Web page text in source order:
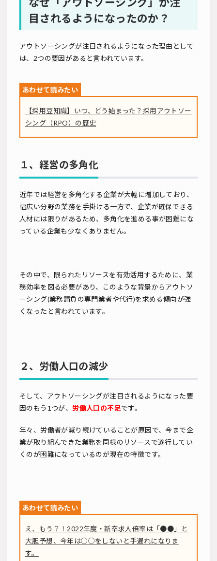
目されるようになったのか？
アウトソーシングが注目されるようになった理由として
は、2つの要因があると言われています。
【採用豆知識】いつ、どう始まった？採用アウトソー
シング（RPO）の歴史
１、経営の多角化
近年では経営を多角化する企業が大幅に増加しており、
幅広い分野の業務を手掛ける一方で、企業が確保できる
人材には限りがあるため、多角化を進める事が困難にな
っている企業も少なくありません。
その中で、限られたリソースを有効活用するために、業
務効率を図る必要があり、このような背景からアウトソ
ーシング(業務請負の専門業者や代行)を求める傾向が強
くなったと言われています。
２、労働人口の減少
そして、アウトソーシングが注目されるようになった要
因のもう1つが、 労働人口の不足です。
年々、労働者が減り続けていることが原因で、今まで企
業が取り組んできた業務を同様のリソースで遂行してい
くのが困難になっているのが現在の特徴です。
え、もう？！2022年度・新卒求人倍率は「●●」と
大胆予想、今年は○○をしないと手遅れになりま
す。